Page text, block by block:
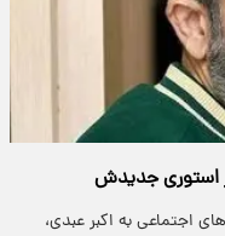
استوری جدیدش
اجتماعی به اکبر عبدی،